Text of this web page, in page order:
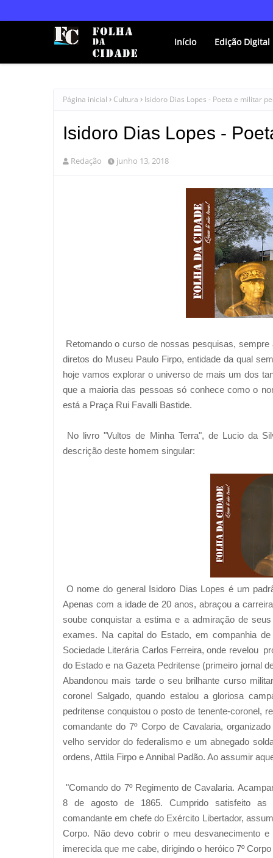
Início Edição Digital
Página inicial Cultura Isidoro Dias Lopes - Poeta e militar
Isidoro Dias Lopes -
Redação junho 13, 2018
Retomando o curso de nossas pesquisas,
diretos do Museu Paulo Firpo, entidade da qual
hoje vamos explorar o universo de mais um dos
que a maioria das pessoas só conhece como o
está a Praça Rui Favalli Bastide.
No livro "Vultos de Minha Terra", de Lucio da
descrição deste homem singular:
O nome do general Isidoro Dias Lopes é um
Apenas com a idade de 20 anos, abraçou a
soube conquistar a estima e a admiração de
exames. Na capital do Estado, em companhia
Sociedade Literária Carlos Ferreira, onde revelou
do Estado e na Gazeta Pedritense (primeiro jornal
Abandonou mais tarde o seu brilhante curso
coronel Salgado, quando estalou a gloriosa
pedritense conquistou o posto de tenente-coronel,
comandante do 7º Corpo de Cavalaria,
velho servidor do federalismo e um abnegado
ordens, Attila Firpo e Annibal Padão. Ao assumir
"Comando do 7º Regimento de Cavalaria.
8 de agosto de 1865. Cumprido satisfeito as
comandante em chefe do Exército Libertador,
Corpo. Não devo cobrir o meu desvanecimento e
imerecida que me cabe, dirigindo o heróico 7º